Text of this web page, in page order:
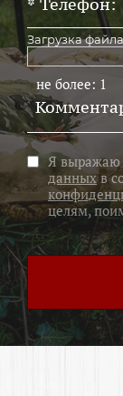
Загрузка
не более: 1
Я выражаю
данныхв
целям,